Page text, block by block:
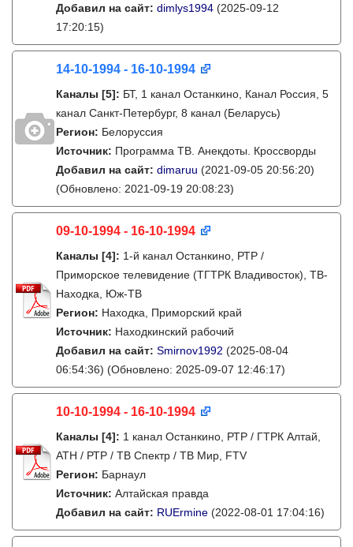
Добавил на сайт: dimlys1994 (2025-09-12
17:20:15)
14-10-1994 - 16-10-1994
Каналы [5]: БТ, 1 канал Останкино, Канал Россия, 5
канал Cанкт-Петербург, 8 канал (Беларусь)
Регион: Белоруссия
Источник: Программа ТВ. Анекдоты. Кроссворды
Добавил на сайт: dimaruu (2021-09-05 20:56:20)
(Обновлено: 2021-09-19 20:08:23)
09-10-1994 - 16-10-1994
Каналы [4]: 1-й канал Останкино, РТР /
Приморское телевидение (ТГТРК Владивосток), ТВ-
Находка, Юж-ТВ
Регион: Находка, Приморский край
Источник: Находкинский рабочий
Добавил на сайт: Smirnov1992 (2025-08-04
06:54:36) (Обновлено: 2025-09-07 12:46:17)
10-10-1994 - 16-10-1994
Каналы [4]: 1 канал Останкино, РТР / ГТРК Алтай,
АТН / РТР / ТВ Спектр / ТВ Мир, FTV
Регион: Барнаул
Источник: Алтайская правда
Добавил на сайт: RUErmine (2022-08-01 17:04:16)